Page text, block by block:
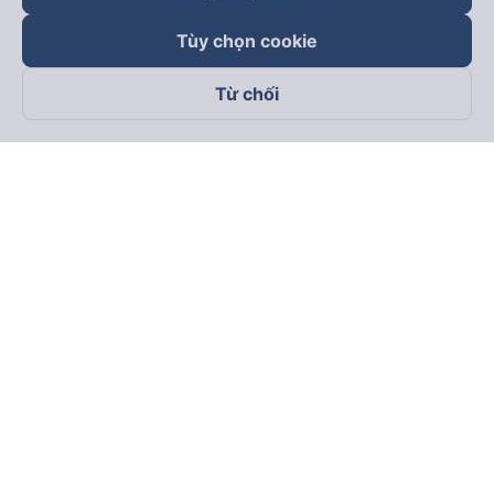
Theo dõi chúng tôi trên
Tùy chọn cookie
Từ chối